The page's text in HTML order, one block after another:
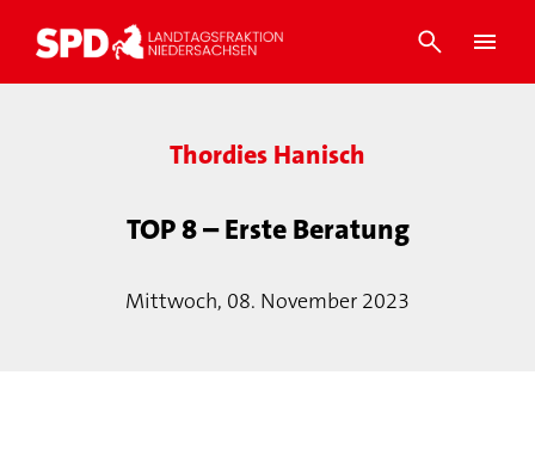
Thordies Hanisch
TOP 8 – Erste Beratung
Mittwoch, 08. November 2023